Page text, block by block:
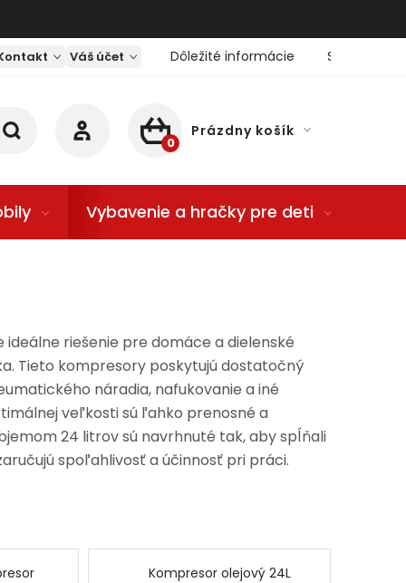
Váš účet Dôležité informácie Servis
NÁKUPNÝ KOŠÍK
Prázdny košík
Vybavenie a hračky pre deti
riešenie pre domáce a dielenské
Tieto kompresory poskytujú dostatočný
náradia, nafukovanie a iné
veľkosti sú ľahko prenosné a
24 litrov sú navrhnuté tak, aby spĺňali
spoľahlivosť a účinnosť pri práci.
Kompresor olejový 24L